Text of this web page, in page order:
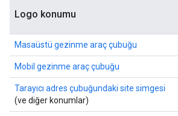
Logo konumu
Masaüstü gezinme araç çubuğu
Mobil gezinme araç çubuğu
Tarayıcı adres çubuğundaki site simgesi
(ve diğer konumlar)